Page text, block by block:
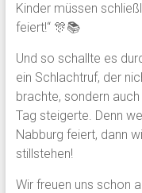
Kinder müssen
feiert!“ 🎊📚
Und so schallte es
ein Schlachtruf, der
brachte, sondern
Tag steigerte. Denn
Nabburg feiert, dann
stillstehen!
Wir freuen uns schon